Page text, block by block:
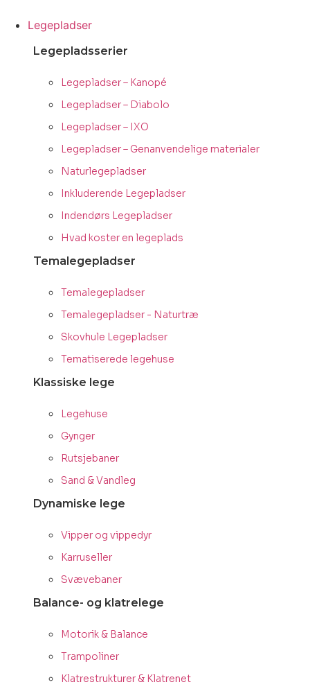
Legepladser
Legepladsserier
Legepladser – Kanopé
Legepladser – Diabolo
Legepladser – IXO
Legepladser – Genanvendelige materialer
Naturlegepladser
Inkluderende Legepladser
Indendørs Legepladser
Hvad koster en legeplads
Temalegepladser
Temalegepladser
Temalegepladser - Naturtræ
Skovhule Legepladser
Tematiserede legehuse
Klassiske lege
Legehuse
Gynger
Rutsjebaner
Sand & Vandleg
Dynamiske lege
Vipper og vippedyr
Karruseller
Svævebaner
Balance- og klatrelege
Motorik & Balance
Trampoliner
Klatrestrukturer & Klatrenet